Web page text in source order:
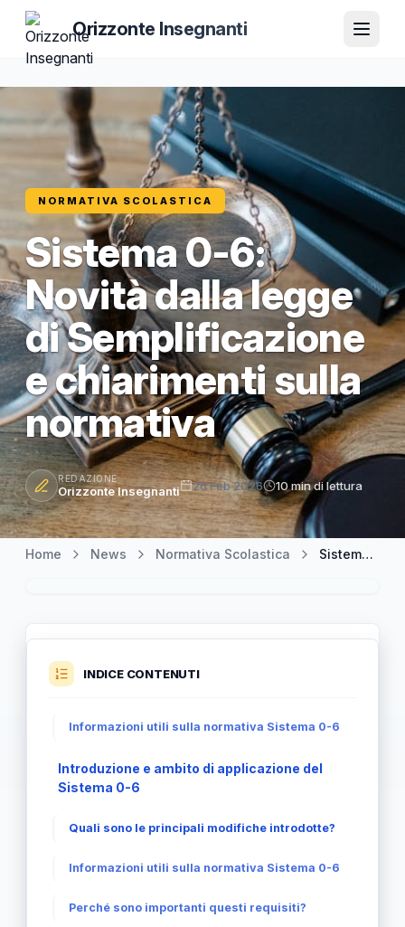
Orizzonte Insegnanti
NORMATIVA SCOLASTICA
Sistema 0-6:
Novità dalla legge
di Semplificazione
e chiarimenti sulla
normativa
REDAZIONE
Orizzonte Insegnanti 26 Feb 2026 10 min di lettura
Home News Normativa Scolastica Sistema 0-6: Novità dalla legge di Semplificazione e chiarimenti sulla normativa
INDICE CONTENUTI
Informazioni utili sulla normativa Sistema 0-6
Introduzione e ambito di applicazione del
Sistema 0-6
Quali sono le principali modifiche introdotte?
Informazioni utili sulla normativa Sistema 0-6
Perché sono importanti questi requisiti?